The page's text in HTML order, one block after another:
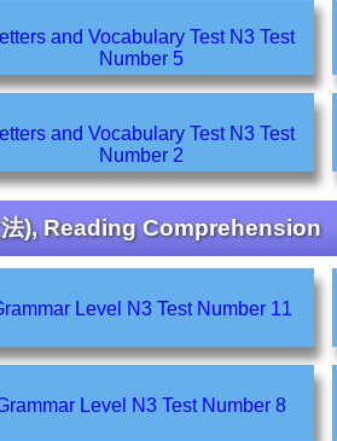
and Vocabulary Test N3 Test
Number 5
and Vocabulary Test N3 Test
Number 2
), Reading Comprehension
Grammar Level N3 Test Number 11
Grammar Level N3 Test Number 8